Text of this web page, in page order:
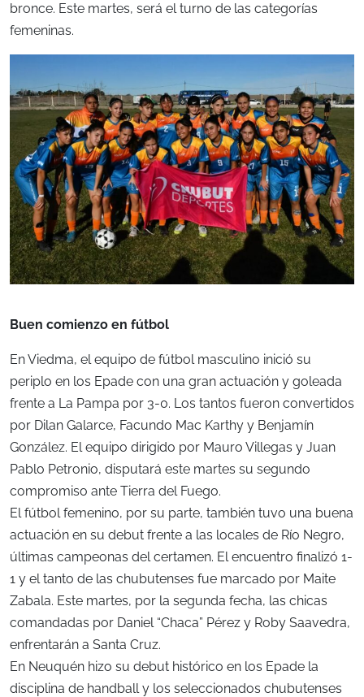
bronce. Este martes, será el turno de las categorías
femeninas.
Buen comienzo en fútbol
En Viedma, el equipo de fútbol masculino inició su
periplo en los Epade con una gran actuación y goleada
frente a La Pampa por 3-0. Los tantos fueron convertidos
por Dilan Galarce, Facundo Mac Karthy y Benjamín
González. El equipo dirigido por Mauro Villegas y Juan
Pablo Petronio, disputará este martes su segundo
compromiso ante Tierra del Fuego.
El fútbol femenino, por su parte, también tuvo una buena
actuación en su debut frente a las locales de Río Negro,
últimas campeonas del certamen. El encuentro finalizó 1-
1 y el tanto de las chubutenses fue marcado por Maite
Zabala. Este martes, por la segunda fecha, las chicas
comandadas por Daniel “Chaca” Pérez y Roby Saavedra,
enfrentarán a Santa Cruz.
En Neuquén hizo su debut histórico en los Epade la
disciplina de handball y los seleccionados chubutenses